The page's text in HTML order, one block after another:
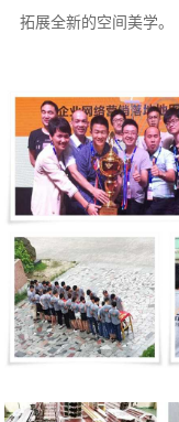
拓展全新的空间美学。